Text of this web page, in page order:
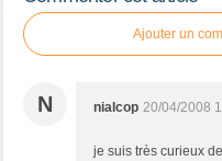
Ajouter un
N nialcop 20/04/2008
je suis très curieux